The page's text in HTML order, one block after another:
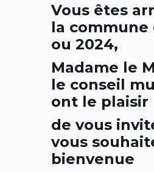
Vous êtes
la commune
ou 2024,
Madame le
le conseil
ont le plaisir
de vous
vous
bienvenue